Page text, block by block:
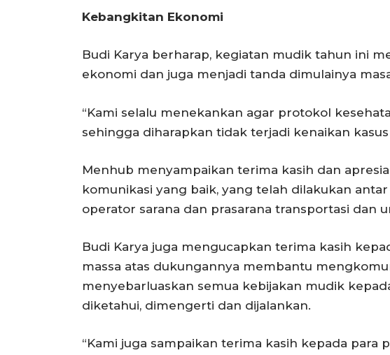
Kebangkitan Ekonomi
Budi Karya berharap, kegiatan mudik tahun ini
ekonomi dan juga menjadi tanda dimulainya
“Kami selalu menekankan agar protokol
sehingga diharapkan tidak terjadi kenaikan kasus
Menhub menyampaikan terima kasih dan
komunikasi yang baik, yang telah dilakukan
operator sarana dan prasarana transportasi dan
Budi Karya juga mengucapkan terima kasih
massa atas dukungannya membantu
menyebarluaskan semua kebijakan mudik
diketahui, dimengerti dan dijalankan.
“Kami juga sampaikan terima kasih kepada